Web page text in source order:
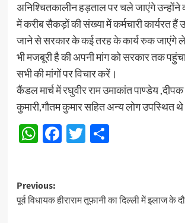
अनिश्चितकालीन हड़ताल पर चले जाएंगे उन्होंने
में करीब सैकड़ों की संख्या में कर्मचारी कार्यरत
जाने से सरकार के कई तरह के कार्य रुक जाएंगे
भी मजबूरी है की अपनी मांग को सरकार तक
सभी की मांगों पर विचार करें।
कैंडल मार्च में रघुवीर राम उमाकांत पाण्डेय
कुमारी,गौतम कुमार सहित अन्य लोग उपस्थित
WhatsApp
Facebook
Twitter
Share
Post
navigation
Previous:
पूर्व विधायक हीराराम तूफानी का दिल्ली में इलाज के